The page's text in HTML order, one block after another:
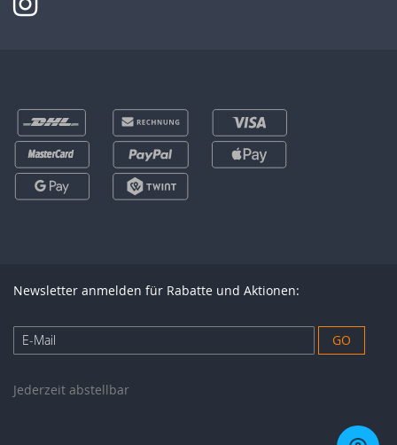
Newsletter anmelden für Rabatte und Aktionen:
Anmeldung
zum
GO
Jederzeit abstellbar